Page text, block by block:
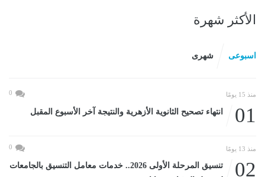
الأكثر شهرة
اسبوعى شهرى
منذ 15 يومًا 0
01 انتهاء تصحيح الثانوية الأزهرية والنتيجة آخر الأسبوع المقبل
منذ 13 يومًا 0
02
تنسيق المرحلة الأولى 2026.. خدمات معامل التنسيق بالجامعات